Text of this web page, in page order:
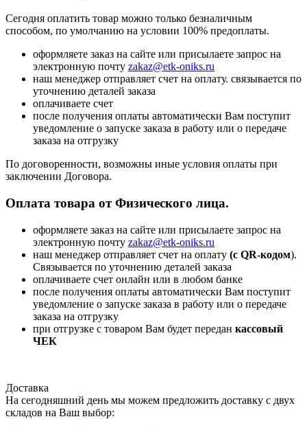
Сегодня оплатить товар можно только безналичным
способом, по умолчанию на условии 100% предоплаты.
оформляете заказ на сайте или присылаете запрос на
электронную почту zakaz@etk-oniks.ru
наш менеджер отправляет счет на оплату. связывается по
уточнению деталей заказа
оплачиваете счет
после получения оплаты автоматически Вам поступит
уведомление о запуске заказа в работу или о передаче
заказа на отгрузку
По договоренности, возможны иные условия оплаты при
заключении Договора.
Оплата товара от Физического лица.
оформляете заказ на сайте или присылаете запрос на
электронную почту zakaz@etk-oniks.ru
наш менеджер отправляет счет на оплату (с QR-кодом).
Связывается по уточнению деталей заказа
оплачиваете счет онлайн или в любом банке
после получения оплаты автоматически Вам поступит
уведомление о запуске заказа в работу или о передаче
заказа на отгрузку
при отгрузке с товаром Вам будет передан кассовый
ЧЕК
Доставка
На сегодняшний день мы можем предложить доставку с двух
складов на Ваш выбор: